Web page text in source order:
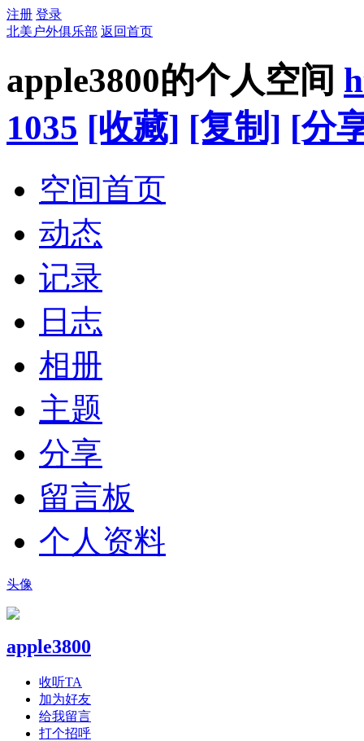
注册 登录
北美户外俱乐部 返回首页
apple3800的个人空间
1035 [收藏] [复制] [分
空间首页
动态
记录
日志
相册
主题
分享
留言板
个人资料
头像
apple3800
收听TA
加为好友
给我留言
打个招呼